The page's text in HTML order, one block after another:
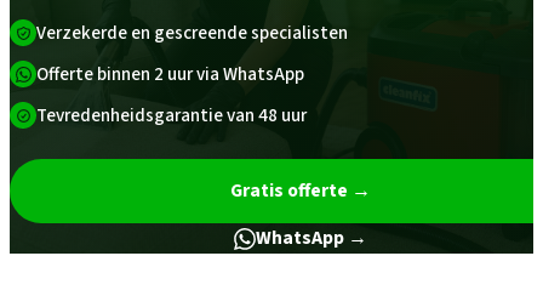
Verzekerde en gescreende specialisten
Offerte binnen 2 uur via WhatsApp
Tevredenheidsgarantie van 48 uur
Gratis offerte →
WhatsApp →